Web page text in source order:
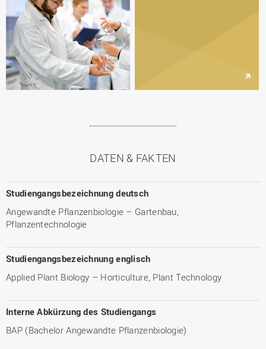
DATEN & FAKTEN
Studiengangsbezeichnung deutsch
Angewandte Pflanzenbiologie – Gartenbau,
Pflanzentechnologie
Studiengangsbezeichnung englisch
Applied Plant Biology – Horticulture, Plant Technology
Interne Abkürzung des Studiengangs
BAP (Bachelor Angewandte Pflanzenbiologie)